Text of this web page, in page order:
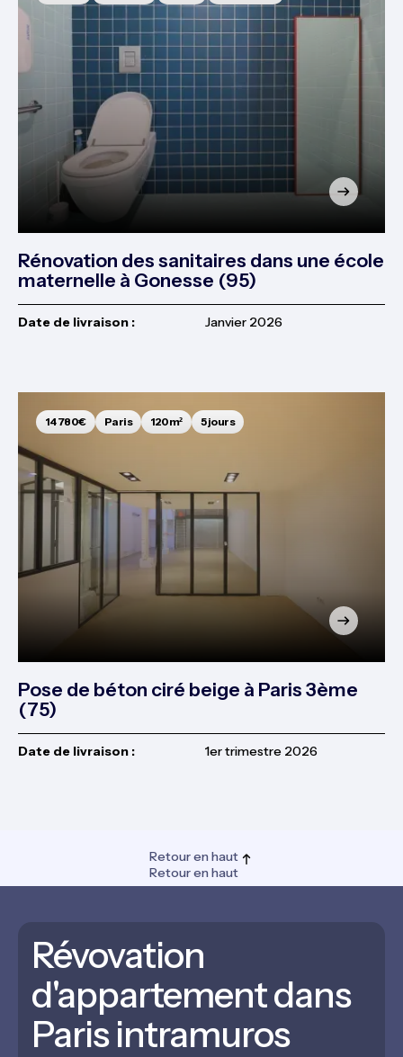
Rénovation des sanitaires dans une école
maternelle à Gonesse (95)
Date de livraison : Janvier 2026
14 780€ Paris 120m² 5 jours
Pose de béton ciré beige à Paris 3ème
(75)
Date de livraison : 1er trimestre 2026
Retour en haut
Retour en haut
Révovation
d'appartement dans
Paris intramuros